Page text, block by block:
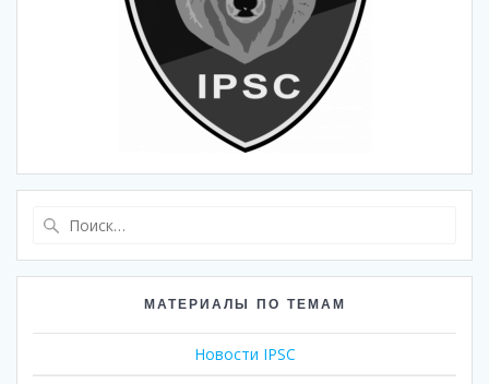
МАТЕРИАЛЫ ПО ТЕМАМ
Новости IPSC